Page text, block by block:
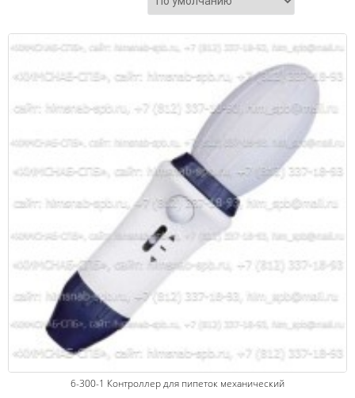
«ДОЗИРУЮЩИЕ УСТРОЙСТВА».
17:00 с пн - пт. Надеемся на дальнейшее стабильное и
Купить дозирующие устройства (the metering device)
ДОЗИРУЮЩИХ УСТРОЙСТВ
компания
«Химснаб-СПб» предлагает широкий ассортимент продукции
товаров для химической отрасли - доставку заказанной
продукции осуществляем по всей России транспортными
компаниями. дозирующих устройств
!!дозирующие устройство!! дозирующие устройства прибор the
metering device дозирующие устройства, the metering device
механические дозаторы, электронные дозаторы, устройства
для дозирования больших объёмов, контроллеры для пипеток
контроллеры для пипеток , устройства для дозирования
больших объёмов, электронные дозаторы, механические
дозаторы
6-300-1 Контроллер для пипеток механический